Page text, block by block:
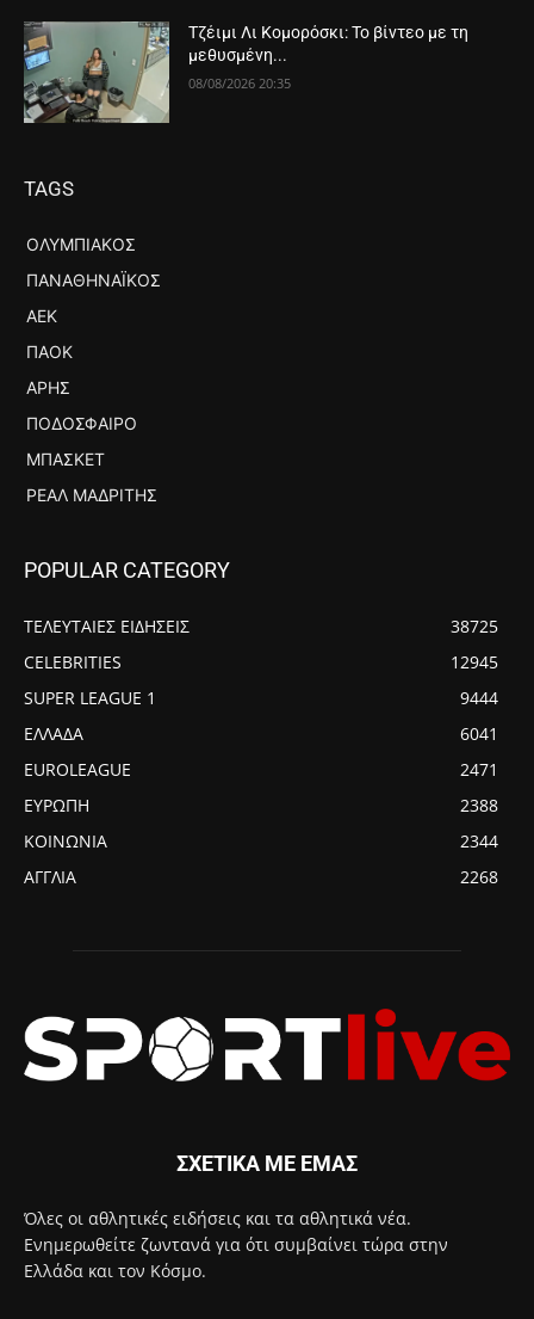
Τζέιμι Λι Κομορόσκι: Το βίντεο με τη
μεθυσμένη...
08/08/2026 20:35
TAGS
ΟΛΥΜΠΙΑΚΌΣ
ΠΑΝΑΘΗΝΑΪΚΌΣ
ΑΕΚ
ΠΑΟΚ
ΆΡΗΣ
ΠΟΔΌΣΦΑΙΡΟ
ΜΠΆΣΚΕΤ
ΡΕΆΛ ΜΑΔΡΊΤΗΣ
POPULAR CATEGORY
ΤΕΛΕΥΤΑΙΕΣ ΕΙΔΗΣΕΙΣ
38725
CELEBRITIES
12945
SUPER LEAGUE 1
9444
ΕΛΛΑΔΑ
6041
EUROLEAGUE
2471
ΕΥΡΩΠΗ
2388
ΚΟΙΝΩΝΙΑ
2344
ΑΓΓΛΙΑ
2268
ΣΧΕΤΙΚΑ ΜΕ ΕΜΑΣ
Όλες οι αθλητικές ειδήσεις και τα αθλητικά νέα.
Ενημερωθείτε ζωντανά για ότι συμβαίνει τώρα στην
Ελλάδα και τον Κόσμο.